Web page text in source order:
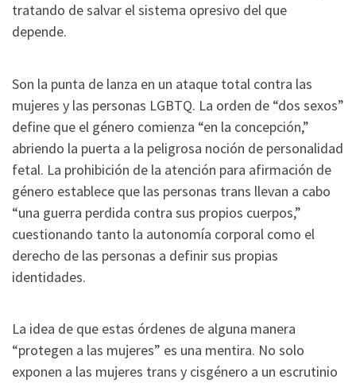
tratando de salvar el sistema opresivo del que
depende.
Son la punta de lanza en un ataque total contra las
mujeres y las personas LGBTQ. La orden de “dos sexos”
define que el género comienza “en la concepción,”
abriendo la puerta a la peligrosa noción de personalidad
fetal. La prohibición de la atención para afirmación de
género establece que las personas trans llevan a cabo
“una guerra perdida contra sus propios cuerpos,”
cuestionando tanto la autonomía corporal como el
derecho de las personas a definir sus propias
identidades.
La idea de que estas órdenes de alguna manera
“protegen a las mujeres” es una mentira. No solo
exponen a las mujeres trans y cisgénero a un escrutinio